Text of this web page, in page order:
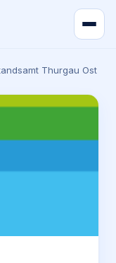
Thurgau Ost